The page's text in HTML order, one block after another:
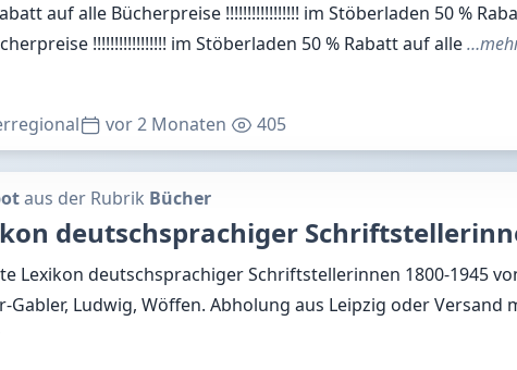
auf alle Bücherpreise !!!!!!!!!!!!!!!!! im Stöberladen 50 %
!!!!!!!!!!!!!!!!! im Stöberladen 50 % Rabatt auf alle
vor 2 Monaten 405
aus der Rubrik Bücher
deutschsprachiger
Lexikon deutschsprachiger Schriftstellerinnen 1800-1945
Gabler, Ludwig, Wöffen. Abholung aus Leipzig oder Versand